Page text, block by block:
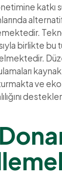
katkı
birlikte bu
kaynak
ve